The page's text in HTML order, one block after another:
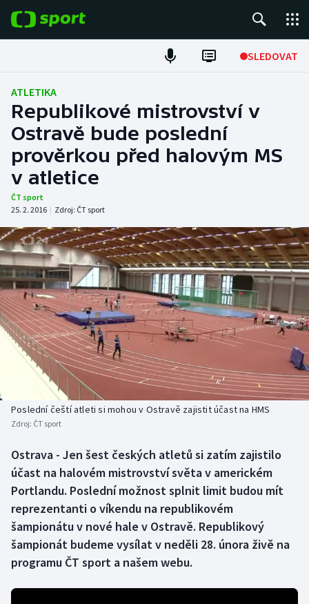
SLEDOVAT
Fotbal
Hokej
Tenis
Atletika
DALŠÍ SPORTY
Americký fotbal
Baseball a softbal
Basketbal
Biatlon
Boby a skeleton
Box
Curling
Dostihy
Florbal
NEPŘEHLÉDNĚTE
Soutěže
Historické návraty
Aplikace ČT sport
AZ kvíz
ATLETIKA
Republikové mistrovství v
Ostravě bude poslední
prověrkou před halovým MS
v atletice
ČT sport
25. 2. 2016 | Zdroj: ČT sport
Poslední čeští atleti si mohou v Ostravě zajistit účast na HMS
Zdroj: ČT sport
Ostrava - Jen šest českých atletů si zatím zajistilo
účast na halovém mistrovství světa v americkém
Portlandu. Poslední možnost splnit limit budou mít
reprezentanti o víkendu na republikovém
šampionátu v nové hale v Ostravě. Republikový
šampionát budeme vysílat v neděli 28. února živě na
programu ČT sport a našem webu.